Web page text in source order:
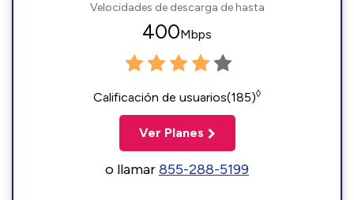
Velocidades de descarga de hasta
400Mbps
Calificación de usuarios(185)◊
Ver Planes
o llamar855-288-5199